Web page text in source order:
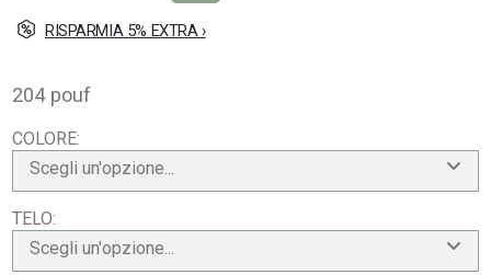
RISPARMIA 5% EXTRA ›
204 pouf
COLORE
Scegli un'opzione...
TELO
Scegli un'opzione...